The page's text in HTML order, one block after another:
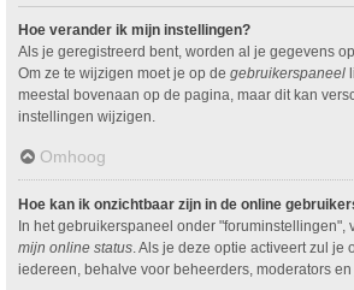
Hoe verander ik mijn instellingen?
Als je geregistreerd bent, worden al je gegevens
Om ze te wijzigen moet je op de gebruikerspaneel
meestal bovenaan op de pagina, maar dit kan
instellingen wijzigen.
Omhoog
Hoe kan ik onzichtbaar zijn in de online
In het gebruikerspaneel onder "foruminstellingen",
mijn online status . Als je deze optie activeert zul je
iedereen, behalve voor beheerders, moderators en